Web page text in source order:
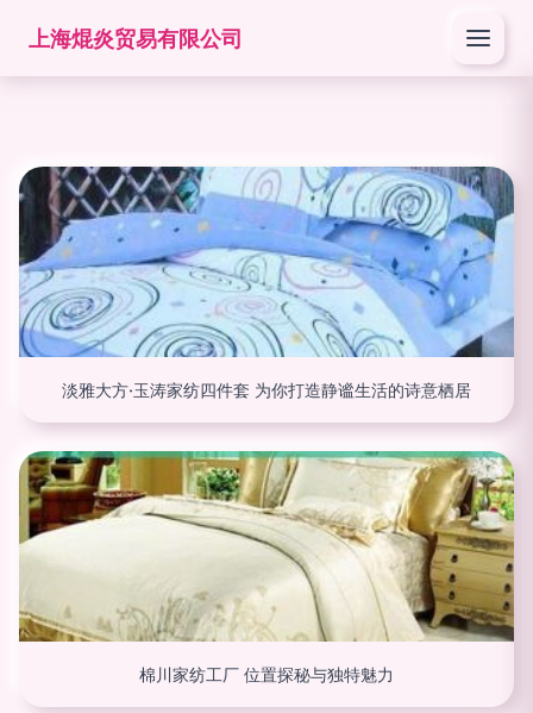
上海焜炎贸易有限公司
淡雅大方·玉涛家纺四件套 为你打造静谧生活的诗意栖居
棉川家纺工厂 位置探秘与独特魅力